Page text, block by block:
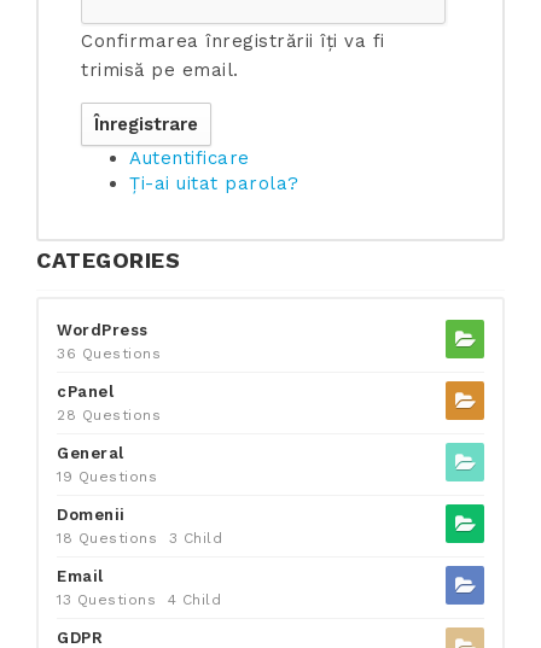
Confirmarea înregistrării îți va fi
trimisă pe email.
Autentificare
Ți-ai uitat parola?
CATEGORIES
WordPress
36 Questions
cPanel
28 Questions
General
19 Questions
Domenii
18 Questions 3 Child
Email
13 Questions 4 Child
GDPR